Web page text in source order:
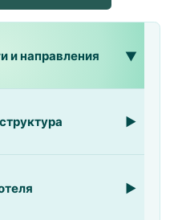
и направления